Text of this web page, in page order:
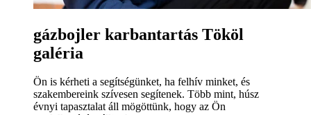
gázbojler karbantartás Tököl
galéria
Ön is kérheti a segítségünket, ha felhív minket, és
szakembereink szívesen segítenek. Több mint, húsz
évnyi tapasztalat áll mögöttünk, hogy az Ön